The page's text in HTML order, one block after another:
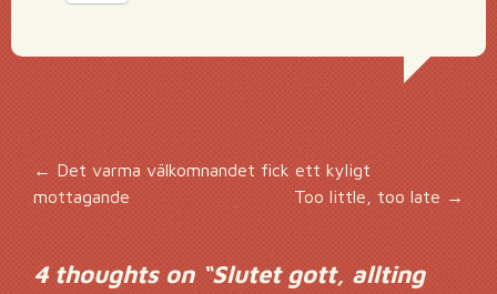
Inläggsnavigering
← Det varma välkomnandet fick ett kyligt
mottagande
Too little, too late→
4 thoughts on “Slutet gott, allting